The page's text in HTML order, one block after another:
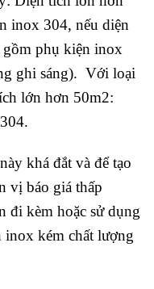
inox 304, nếu diện
phụ kiện inox
ghi sáng). Với loại
lớn hơn 50m2:
khá đắt và để tạo
vị báo giá thấp
đi kèm hoặc sử dụng
inox kém chất lượng